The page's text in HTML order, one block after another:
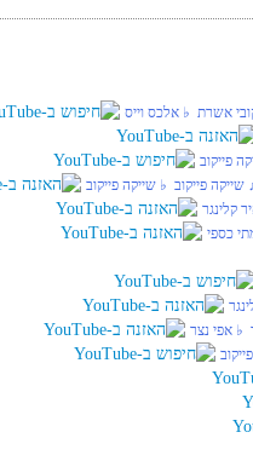
אשרת‏ ♭ אלכס וייס
פייקוב
פייקוב‏ ♭ שייקה פייקוב
קלינגר
כספי
♭ אפי נצר